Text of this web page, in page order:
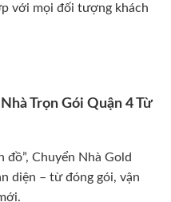
với mọi đối tượng khách
Trọn Gói Quận 4 Từ
đồ”, Chuyển Nhà Gold
diện – từ đóng gói, vận